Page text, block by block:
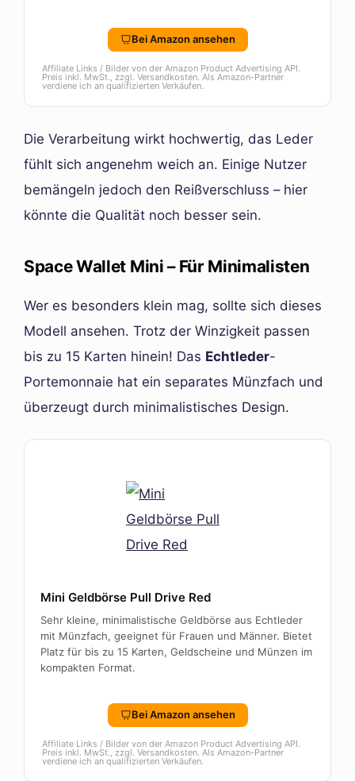
Bei Amazon ansehen
Affiliate Links / Bilder von der Amazon Product Advertising API.
Preis inkl. MwSt., zzgl. Versandkosten. Als Amazon-Partner
verdiene ich an qualifizierten Verkäufen.
Die Verarbeitung wirkt hochwertig, das Leder
fühlt sich angenehm weich an. Einige Nutzer
bemängeln jedoch den Reißverschluss – hier
könnte die Qualität noch besser sein.
Space Wallet Mini – Für Minimalisten
Wer es besonders klein mag, sollte sich dieses
Modell ansehen. Trotz der Winzigkeit passen
bis zu 15 Karten hinein! Das Echtleder-
Portemonnaie hat ein separates Münzfach und
überzeugt durch minimalistisches Design.
Mini Geldbörse Pull Drive Red
Sehr kleine, minimalistische Geldbörse aus Echtleder
mit Münzfach, geeignet für Frauen und Männer. Bietet
Platz für bis zu 15 Karten, Geldscheine und Münzen im
kompakten Format.
Bei Amazon ansehen
Affiliate Links / Bilder von der Amazon Product Advertising API.
Preis inkl. MwSt., zzgl. Versandkosten. Als Amazon-Partner
verdiene ich an qualifizierten Verkäufen.